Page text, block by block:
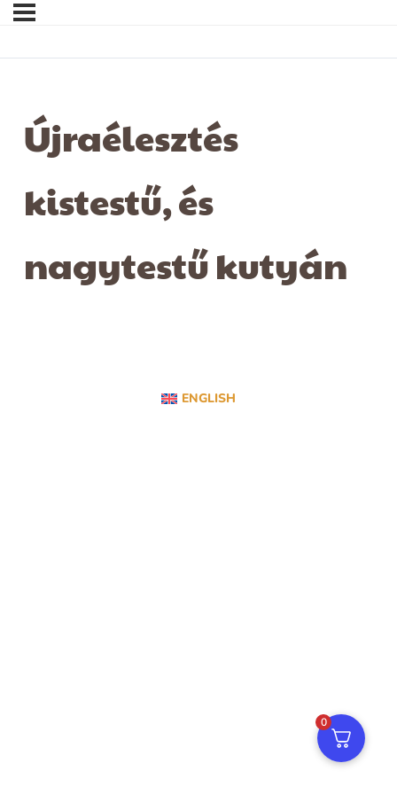
Újraélesztés
kistestű, és
nagytestű kutyán
ENGLISH
0